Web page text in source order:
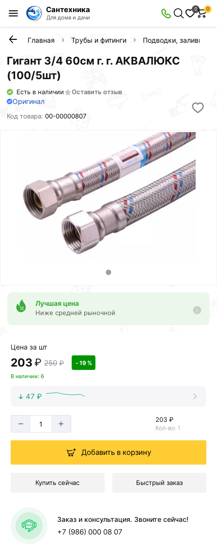
Сантехника
Для дома и дачи
0 0
Главная Трубы и фитинги Подводки, заливы,
Гигант 3/4 60см г. г. АКВАЛЮКС
(100/5шт)
Есть в наличии Оставить отзыв
Оригинал
Код товара:00-00000807
Лучшая цена
Ниже средней рыночной
Цена за шт
203 ₽ 250 ₽ - 19 %
В наличии: 6
47 ₽
203 ₽
Кол-во: 1
Добавить в корзину
Купить сейчас Быстрый заказ
Заказ и консультация. Звоните сейчас!
+7 (986) 000 08 07